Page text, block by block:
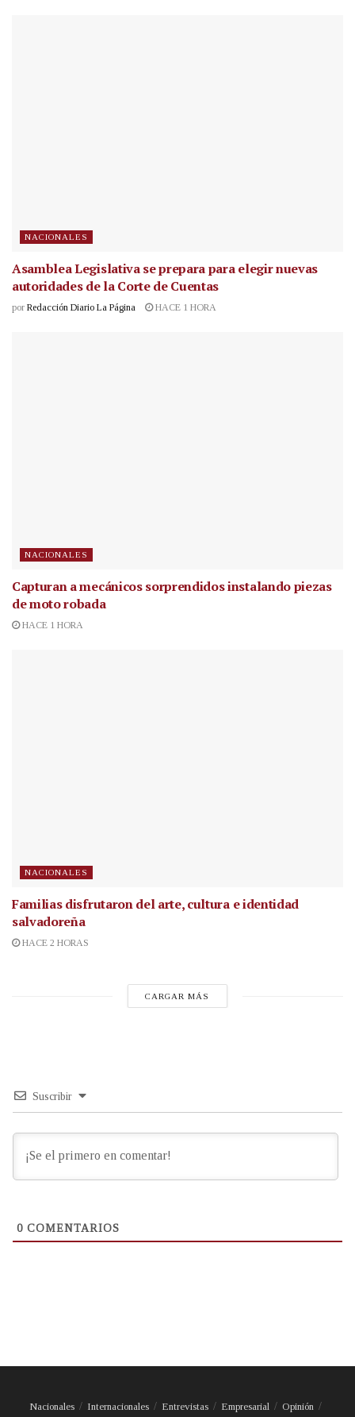
NACIONALES
Asamblea Legislativa se prepara para elegir nuevas
autoridades de la Corte de Cuentas
por Redacción Diario La Página HACE 1 HORA
NACIONALES
Capturan a mecánicos sorprendidos instalando piezas
de moto robada
HACE 1 HORA
NACIONALES
Familias disfrutaron del arte, cultura e identidad
salvadoreña
HACE 2 HORAS
CARGAR MÁS
Suscribir
0 COMENTARIOS
Nacionales Internacionales Entrevistas Empresarial Opinión